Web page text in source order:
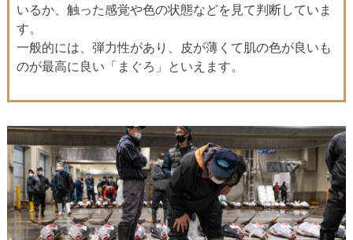
いるか、触った感覚や色の状態などを見て判断していま
す。
一般的には、弾力性があり、皮が薄くて肌の色が良いも
のが最高に良い「まぐろ」といえます。